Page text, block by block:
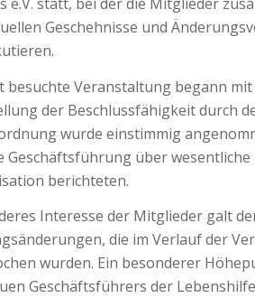
Geschehnisse und
besuchte Veranstaltung begann
der Beschlussfähigkeit durch
wurde einstimmig
Geschäftsführung über
berichteten.
Interesse der Mitglieder galt
die im Verlauf der
wurden. Ein besonderer
Geschäftsführers der